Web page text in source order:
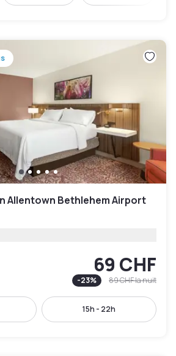
Allentown Bethlehem Airport
69 CHF
-23% 89 CHFla nuit
15h - 22h